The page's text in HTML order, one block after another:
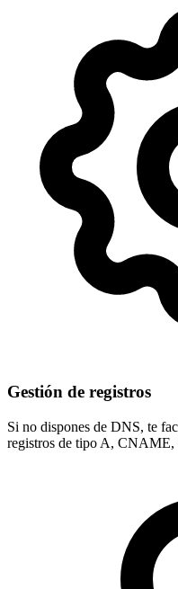
Gestión de registros
Si no dispones de DNS, te
registros de tipo A,